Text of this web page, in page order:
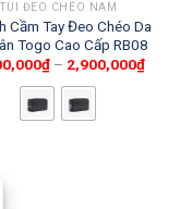
TÚI ĐEO CHÉO NAM
Cầm Tay Đeo Chéo Da
Togo Cao Cấp RB08
₫– 2,900,000₫